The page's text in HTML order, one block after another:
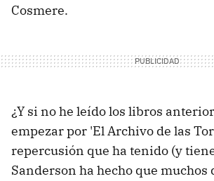
Cosmere.
¿Y si no he leído los libros
empezar por 'El Archivo de las
repercusión que ha tenido (y
Sanderson ha hecho que muchos